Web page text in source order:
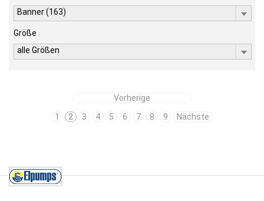
Banner (163)
Größe
alle Größen
Vorherige
1
2 3 4 5 6 7 8 9 Nächste